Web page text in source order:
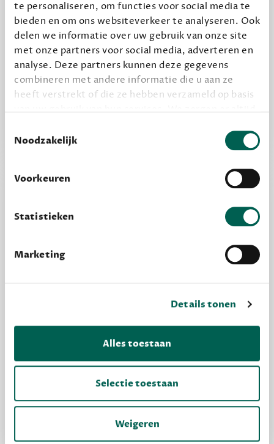
te personaliseren, om functies voor social media te
bieden en om ons websiteverkeer te analyseren. Ook
delen we informatie over uw gebruik van onze site
met onze partners voor social media, adverteren en
analyse. Deze partners kunnen deze gegevens
combineren met andere informatie die u aan ze
heeft verstrekt of die ze hebben verzameld op basis
grondslag gebeurt, en er niet onnodig data van je
wordt verwerkt. Gevoelige persoonsgegevens delen
Noodzakelijk
Voorkeuren
Statistieken
Marketing
Details tonen
Alles toestaan
Selectie toestaan
Weigeren
Alles van Dewey Free
Word een bovengemiddelde lezer met 6 boeken
per jaar
Dewey Free
Krijg boekentips, persoonlijk voor jou en je
vrienden. Krijg én geef betere cadeaus.
Schrijf nu gratis in